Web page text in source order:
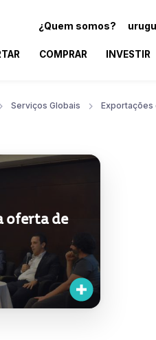
¿Quem somos?
COMPRAR INVESTIR
Serviços Globais Exportações
oferta de